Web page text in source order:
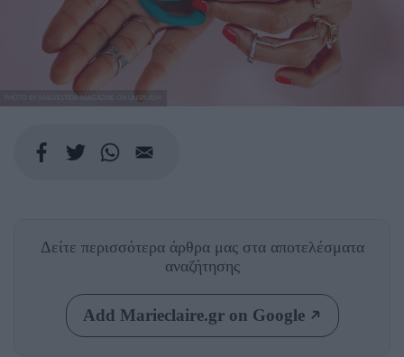
PHOTO BY MALVESTIDA MAGAZINE ON UNSPLASH.
Δείτε περισσότερα άρθρα μας στα αποτελέσματα
αναζήτησης
Add Marieclaire.gr on Google